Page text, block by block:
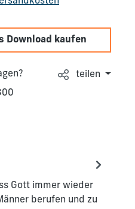
den gewünschten
Download kaufen
teilen
Gott immer wieder
berufen und zu